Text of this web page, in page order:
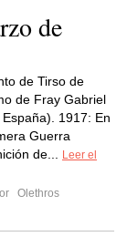
de
de Tirso de
de Fray Gabriel
1917: En
Guerra
de...
Leer el
Olethros